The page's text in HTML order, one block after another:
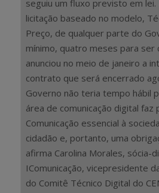
seguiu um fluxo previsto em
licitação baseado no modelo,
Preço, de qualquer parte do
mínimo, quatro meses para ser
anunciou no meio de janeiro a
contrato que será encerrado
Governo não teria tempo hábil
área de comunicação digital faz
Comunicação essencial à
cidadão e, portanto, uma
afirma Carolina Morales, sócia-
IComunicação, vicepresidente
do Comitê Técnico Digital do